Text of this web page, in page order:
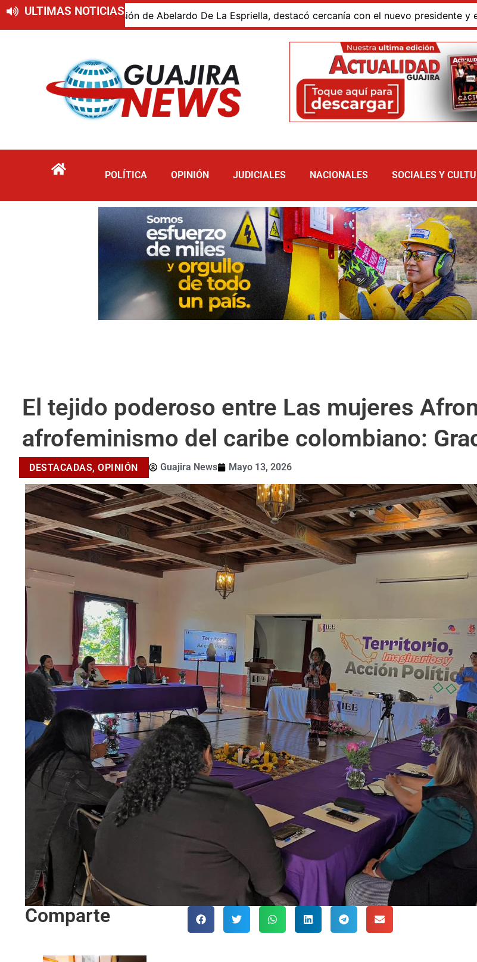
ULTIMAS NOTICIAS
de Abelardo De La Espriella, destacó cercanía con el nuevo presidente y espera resultados
POLÍTICA OPINIÓN JUDICIALES NACIONALES SOCIALES Y
El tejido poderoso entre Las mujeres
afrofeminismo del caribe colombiano:
DESTACADAS, OPINIÓN Guajira News Mayo 13, 2026
Comparte